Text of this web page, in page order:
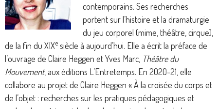
contemporains. Ses recherches
portent sur l’histoire et la dramaturgie
du jeu corporel (mime, théâtre, cirque),
de la fin du XIXe siècle à aujourd’hui. Elle a écrit la préface de
l’ouvrage de Claire Heggen et Yves Marc, Théâtre du
Mouvement, aux éditions L’Entretemps. En 2020-21, elle
collabore au projet de Claire Heggen « À la croisée du corps et
de l’objet : recherches sur les pratiques pédagogiques et